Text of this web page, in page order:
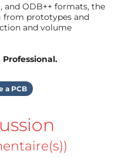
and ODB++ formats, the
from prototypes and
and volume
Professional.
a PCB